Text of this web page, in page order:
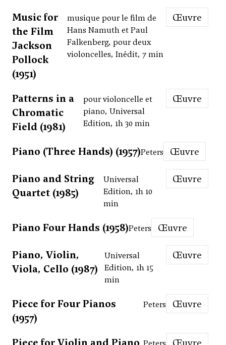
Music for
the Film
Jackson
Pollock
(1951)
musique pour le film de
Hans Namuth et Paul
Falkenberg, pour deux
violoncelles, Inédit, 7 min
Œuvre
Patterns in a
Chromatic
Field (1981)
pour violoncelle et
piano, Universal
Edition, 1h 30 min
Œuvre
Piano (Three Hands) (1957)Peters Œuvre
Piano and String
Quartet (1985)
Universal
Edition, 1h 10
min
Œuvre
Piano Four Hands (1958)Peters Œuvre
Piano, Violin,
Viola, Cello (1987)
Universal
Edition, 1h 15
min
Œuvre
Piece for Four Pianos
(1957)
Peters Œuvre